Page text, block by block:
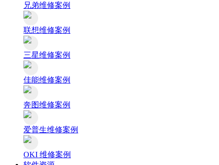
兄弟维修案例
联想维修案例
三星维修案例
佳能维修案例
奔图维修案例
爱普生维修案例
OKI 维修案例